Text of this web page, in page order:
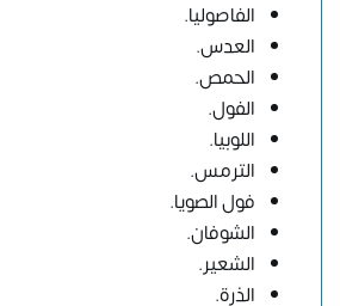
الفاصوليا.
العدس.
الحمص.
الفول.
اللوبيا.
الترمس.
فول الصويا.
الشوفان.
الشعير.
الذرة.